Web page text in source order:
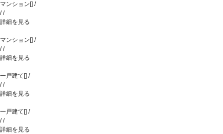
マンション [] /
//
詳細を見る
マンション [] /
//
詳細を見る
一戸建て [] /
//
詳細を見る
一戸建て [] /
//
詳細を見る